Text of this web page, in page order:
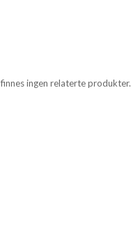
ingen relaterte produkter.